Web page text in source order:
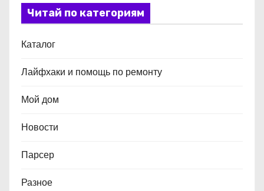
Читай по категориям
Каталог
Лайфхаки и помощь по ремонту
Мой дом
Новости
Парсер
Разное